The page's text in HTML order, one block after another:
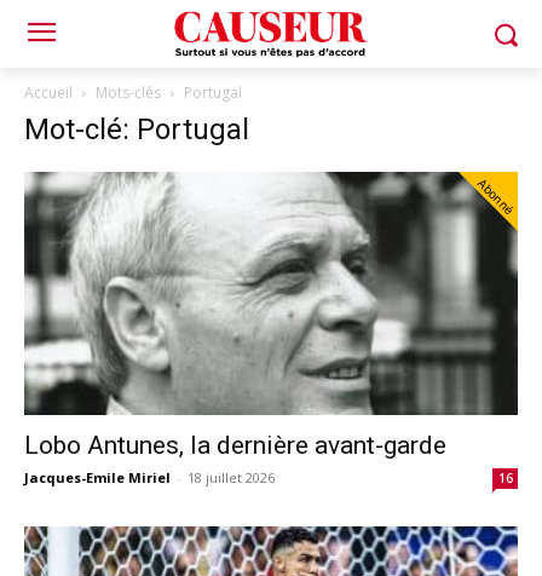
Accueil Mots-clés Portugal
Mot-clé: Portugal
Abonné
Lobo Antunes, la dernière avant-garde
Jacques-Emile Miriel - 18 juillet 2026 16